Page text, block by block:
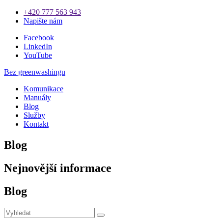
+420 777 563 943
Napište nám
Facebook
LinkedIn
YouTube
Bez greenwashingu
Komunikace
Manuály
Blog
Služby
Kontakt
Blog
Nejnovější informace
Blog